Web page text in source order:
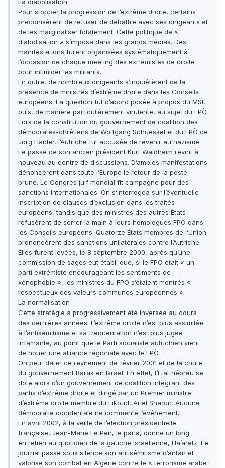
La diabolisation
Pour stopper la progression de l’extrême droite, certains
préconisèrent de refuser de débattre avec ses dirigeants et
de les marginaliser totalement. Cette politique de «
diabolisation » s’imposa dans les grands médias. Des
manifestations furent organisées systématiquement à
l’occasion de chaque meeting des extrémistes de droite
pour intimider les militants.
En outre, de nombreux dirigeants s’inquiétèrent de la
présence de ministres d’extrême droite dans les Conseils
européens. La question fut d’abord posée à propos du MSI,
puis, de manière particulièrement virulente, au sujet du FPÖ.
Lors de la constitution du gouvernement de coalition des
démocrates-chrétiens de Wolfgang Schuessel et du FPÖ de
Jorg Haider, l’Autriche fut accusée de revenir au nazisme.
Le passé de son ancien président Kurt Waldheim revint à
nouveau au centre de discussions. D’amples manifestations
dénoncèrent dans toute l’Europe le retour de la peste
brune. Le Congrès juif mondial fit campagne pour des
sanctions internationales. On s’interrogea sur l’éventuelle
inscription de clauses d’exclusion dans les traités
européens, tandis que des ministres des autres États
refusèrent de serrer la main à leurs homologues FPÖ dans
les Conseils européens. Quatorze États membres de l’Union
prononcèrent des sanctions unilatérales contre l’Autriche.
Elles furent levées, le 8 septembre 2000, après qu’une
commission de sages eut établi que, si le FPÖ était « un
parti extrémiste encourageant les sentiments de
xénophobie », les ministres du FPÖ s’étaient montrés «
respectueux des valeurs communes européennes ».
La normalisation
Cette stratégie a progressivement été inversée au cours
des dernières années. L’extrême droite n’est plus assimilée
à l’antisémitisme et sa fréquentation n’est plus jugée
infamante, au point que le Parti socialiste autrichien vient
de nouer une alliance régionale avec le FPÖ.
On peut dater ce revirement de février 2001 et de la chute
du gouvernement Barak en Israël. En effet, l’État hébreu se
dote alors d’un gouvernement de coalition intégrant des
partis d’extrême droite et dirigé par un Premier ministre
d’extrême droite membre du Likoud, Ariel Sharon. Aucune
démocratie occidentale ne commente l’événement.
En avril 2002, à la veille de l’élection présidentielle
française, Jean-Marie Le Pen, le paria, donne un long
entretien au quotidien de la gauche israélienne, Ha’aretz. Le
journal passe sous silence son antisémitisme d’antan et
valorise son combat en Algérie contre le « terrorisme arabe